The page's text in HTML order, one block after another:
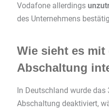
Vodafone allerdings
des Unternehmens
Wie sieht es mit
Abschaltung
In Deutschland wurde das
Abschaltung deaktiviert,